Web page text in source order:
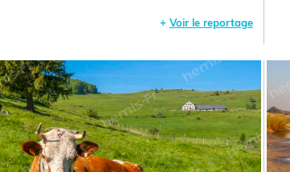
+ Voir le reportage